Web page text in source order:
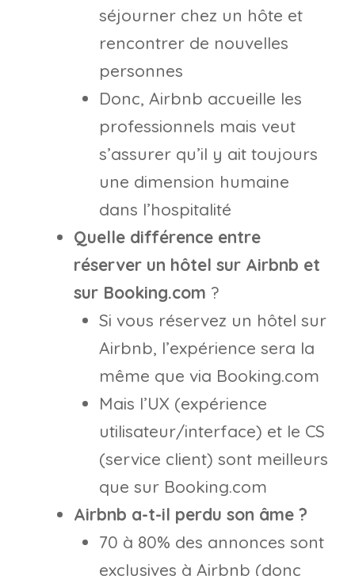
séjourner chez un hôte et
rencontrer de nouvelles
personnes
Donc, Airbnb accueille les
professionnels mais veut
s’assurer qu’il y ait toujours
une dimension humaine
dans l’hospitalité
Quelle différence entre
réserver un hôtel sur Airbnb et
sur Booking.com ?
Si vous réservez un hôtel sur
Airbnb, l’expérience sera la
même que via Booking.com
Mais l’UX (expérience
utilisateur/interface) et le CS
(service client) sont meilleurs
que sur Booking.com
Airbnb a-t-il perdu son âme ?
70 à 80% des annonces sont
exclusives à Airbnb (donc